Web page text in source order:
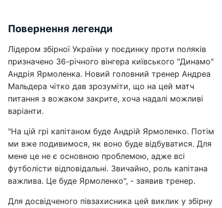
Повернення легенди
Лідером збірної України у поєдинку проти поляків
призначено 36-річного вінгера київського "Динамо"
Андрія Ярмоленка. Новий головний тренер Андреа
Мальдера чітко дав зрозуміти, що на цей матч
питання з вожаком закрите, хоча надалі можливі
варіанти.
"На цій грі капітаном буде Андрій Ярмоленко. Потім
ми вже подивимося, як воно буде відбуватися. Для
мене це не є основною проблемою, адже всі
футболісти відповідальні. Звичайно, роль капітана
важлива. Це буде Ярмоленко", - заявив тренер.
Для досвідченого півзахисника цей виклик у збірну